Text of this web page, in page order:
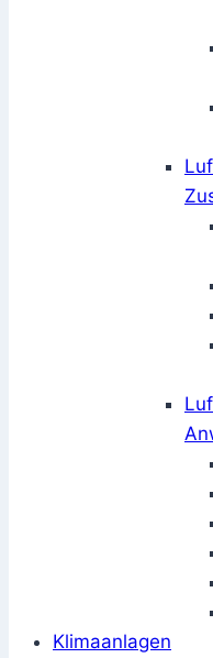
Klimaanlagen